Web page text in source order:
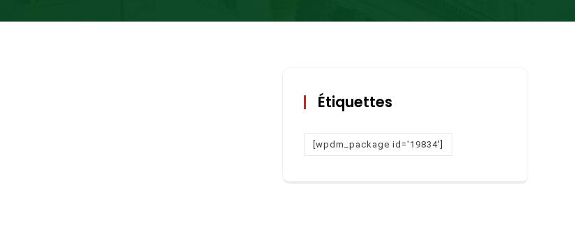
Étiquettes
[wpdm_package id='19834']